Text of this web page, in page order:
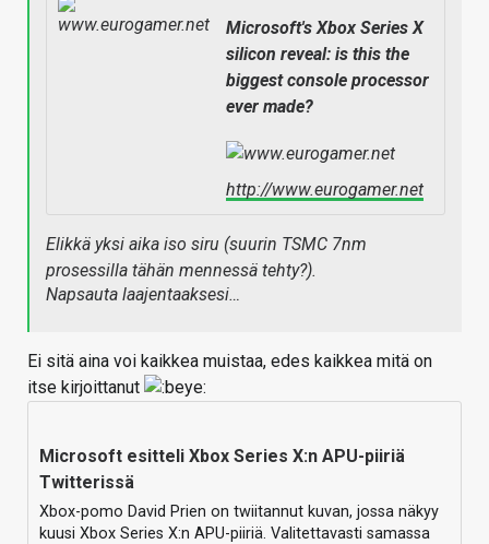
Microsoft's Xbox Series X
silicon reveal: is this the
biggest console processor
ever made?
http://www.eurogamer.net
Elikkä yksi aika iso siru (suurin TSMC 7nm
prosessilla tähän mennessä tehty?).
Napsauta laajentaaksesi…
Ei sitä aina voi kaikkea muistaa, edes kaikkea mitä on
itse kirjoittanut
Microsoft esitteli Xbox Series X:n APU-piiriä
Twitterissä
Xbox-pomo David Prien on twiitannut kuvan, jossa näkyy
kuusi Xbox Series X:n APU-piiriä. Valitettavasti samassa